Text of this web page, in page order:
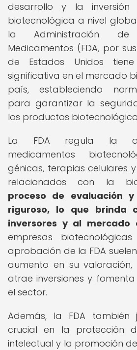
desarrollo y la
biotecnológica a nivel
la Administración
Medicamentos (FDA, por
de Estados Unidos
significativa en el mercado
país, estableciendo
para garantizar la
los productos
La FDA regula la
medicamentos
génicas, terapias celulares
relacionados con la
proceso de evaluación
riguroso, lo que brinda
inversores y al mercado
empresas
aprobación de la FDA
aumento en su
atrae inversiones y
el sector.
Además, la FDA
crucial en la protección
intelectual y la promoción